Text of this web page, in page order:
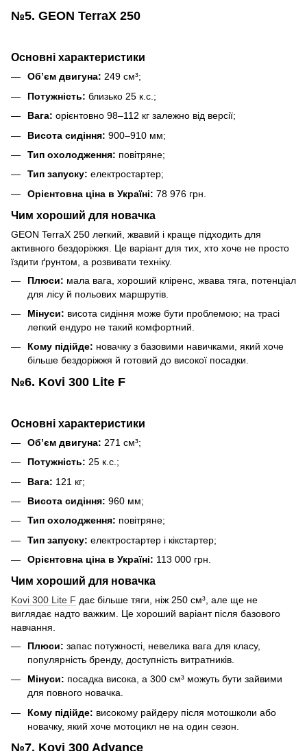
№5. GEON TerraX 250
Основні характеристики
Об’єм двигуна: 249 см³;
Потужність: близько 25 к.с.;
Вага: орієнтовно 98–112 кг залежно від версії;
Висота сидіння: 900–910 мм;
Тип охолодження: повітряне;
Тип запуску: електростартер;
Орієнтовна ціна в Україні: 78 976 грн.
Чим хороший для новачка
GEON TerraX 250 легкий, жвавий і краще підходить для
активного бездоріжжя. Це варіант для тих, хто хоче не просто
їздити ґрунтом, а розвивати техніку.
Плюси: мала вага, хороший кліренс, жвава тяга, потенціал
для лісу й польових маршрутів.
Мінуси: висота сидіння може бути проблемою; на трасі
легкий ендуро не такий комфортний.
Кому підійде: новачку з базовими навичками, який хоче
більше бездоріжжя й готовий до високої посадки.
№6. Kovi 300 Lite F
Основні характеристики
Об’єм двигуна: 271 см³;
Потужність: 25 к.с.;
Вага: 121 кг;
Висота сидіння: 960 мм;
Тип охолодження: повітряне;
Тип запуску: електростартер і кікстартер;
Орієнтовна ціна в Україні: 113 000 грн.
Чим хороший для новачка
Kovi 300 Lite F дає більше тяги, ніж 250 см³, але ще не
виглядає надто важким. Це хороший варіант після базового
навчання.
Плюси: запас потужності, невелика вага для класу,
популярність бренду, доступність витратників.
Мінуси: посадка висока, а 300 см³ можуть бути зайвими
для повного новачка.
Кому підійде: високому райдеру після мотошколи або
новачку, який хоче мотоцикл не на один сезон.
№7. Kovi 300 Advance